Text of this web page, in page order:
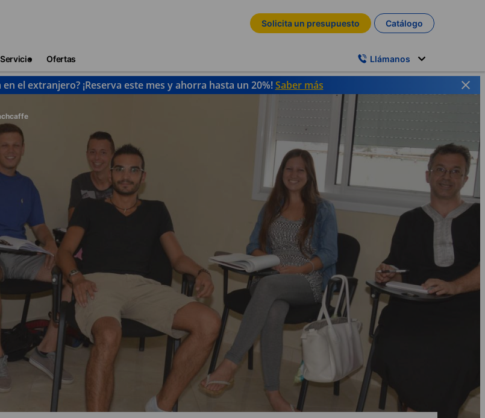
Solicita un presupuesto Catálogo
Servicio Ofertas Llámanos
el extranjero? ¡Reserva este mes y ahorra hasta un 20%!Saber más